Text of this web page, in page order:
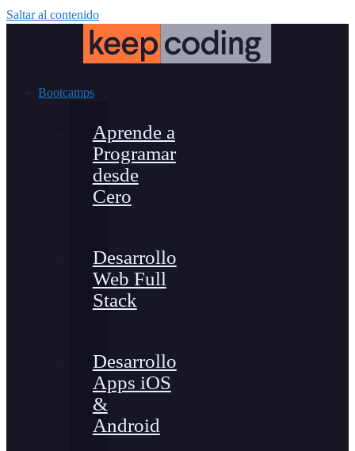
Saltar al contenido
Bootcamps
Aprende a
Programar
desde
Cero
Desarrollo
Web Full
Stack
Desarrollo
Apps iOS
&
Android